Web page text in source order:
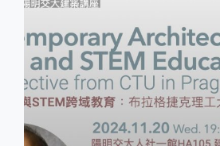
享】
概
念
到
體
驗，